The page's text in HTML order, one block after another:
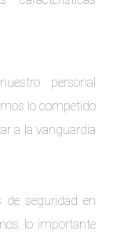
personal
lo competido
a la vanguardia
de seguridad en
lo importante